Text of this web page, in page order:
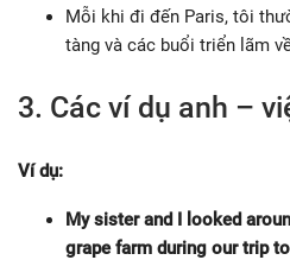
Mỗi khi đi đến Paris, tôi
tàng và các buổi triển lãm
3. Các ví dụ anh –
Ví dụ:
My sister and I looked
grape farm during our trip